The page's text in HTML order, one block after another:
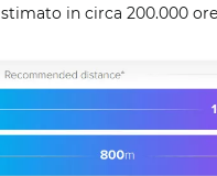
in circa 200.000